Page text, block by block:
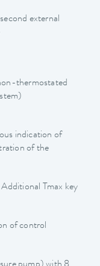
external
thermostated
indication of
of the
Tmax key
of control